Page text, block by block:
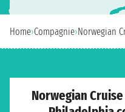
Home›Compagnie›Norwegian
Norwegian